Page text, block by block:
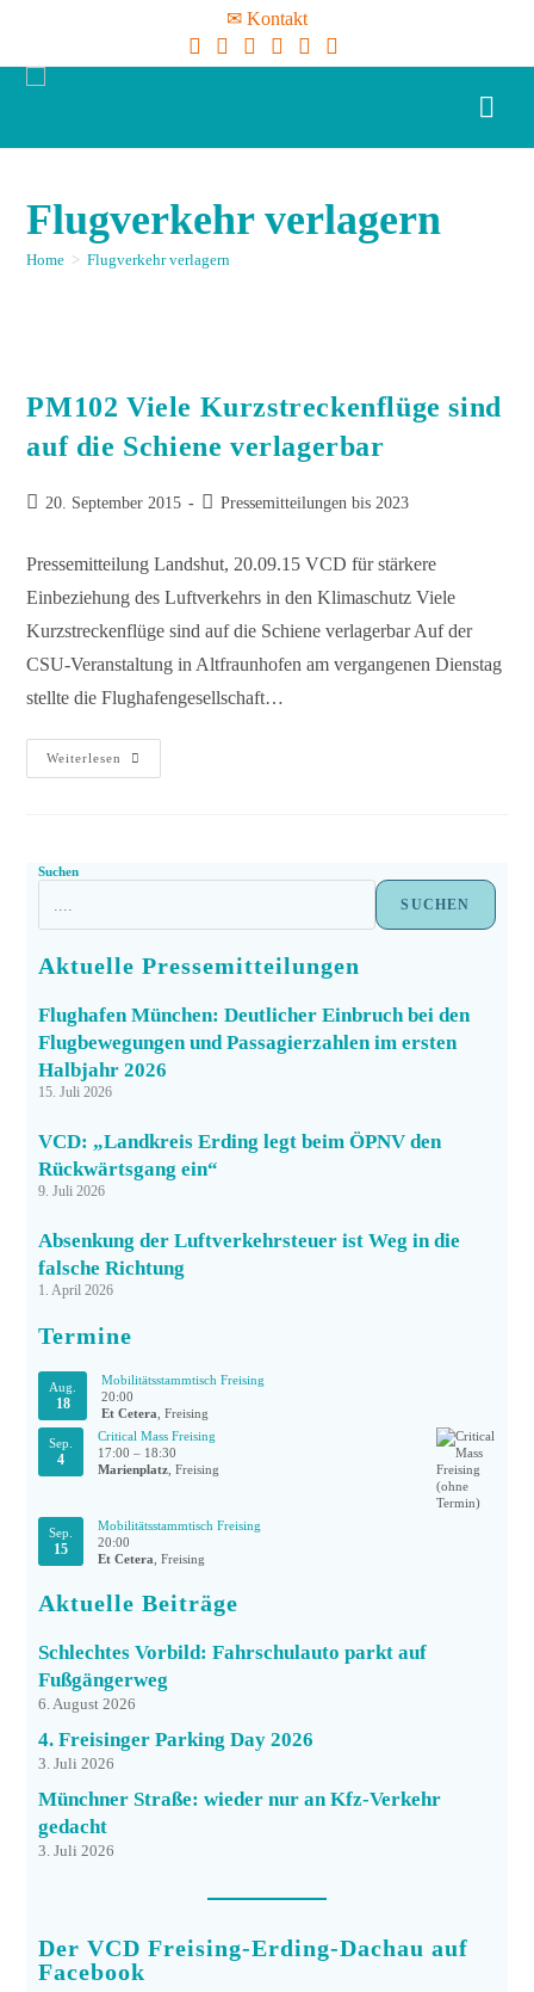
✉ Kontakt
Flugverkehr verlagern
Home > Flugverkehr verlagern
PM102 Viele Kurzstreckenflüge sind
auf die Schiene verlagerbar
20. September 2015 Pressemitteilungen bis 2023
Pressemitteilung Landshut, 20.09.15 VCD für stärkere
Einbeziehung des Luftverkehrs in den Klimaschutz Viele
Kurzstreckenflüge sind auf die Schiene verlagerbar Auf der
CSU-Veranstaltung in Altfraunhofen am vergangenen Dienstag
stellte die Flughafengesellschaft…
Weiterlesen
Suchen
SUCHEN
Aktuelle Pressemitteilungen
Flughafen München: Deutlicher Einbruch bei den
Flugbewegungen und Passagierzahlen im ersten
Halbjahr 2026
15. Juli 2026
VCD: „Landkreis Erding legt beim ÖPNV den
Rückwärtsgang ein“
9. Juli 2026
Absenkung der Luftverkehrsteuer ist Weg in die
falsche Richtung
1. April 2026
Termine
Aug.
18
Mobilitätsstammtisch Freising
20:00
Et Cetera , Freising
Sep.
4
Critical Mass Freising
17:00 – 18:30
Marienplatz , Freising
Sep.
15
Mobilitätsstammtisch Freising
20:00
Et Cetera , Freising
Aktuelle Beiträge
Schlechtes Vorbild: Fahrschulauto parkt auf
Fußgängerweg
6. August 2026
4. Freisinger Parking Day 2026
3. Juli 2026
Münchner Straße: wieder nur an Kfz-Verkehr
gedacht
3. Juli 2026
Der VCD Freising-Erding-Dachau auf
Facebook